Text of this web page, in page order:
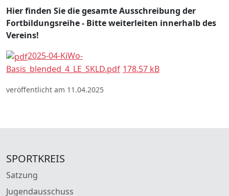
Hier finden Sie die gesamte Ausschreibung der
Fortbildungsreihe - Bitte weiterleiten innerhalb des
Vereins!
2025-04-KiWo-
Basis_blended_4_LE_SKLD.pdf 178.57 kB
veröffentlicht am 11.04.2025
SPORTKREIS
Satzung
Jugendausschuss